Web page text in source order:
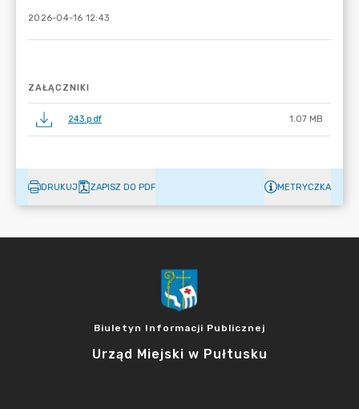
2026-04-16 12:43
ZAŁĄCZNIKI
243.pdf 1.07 MB
DRUKUJ ZAPISZ DO PDF METRYCZKA
Biuletyn Informacji Publicznej
Urząd Miejski w Pułtusku